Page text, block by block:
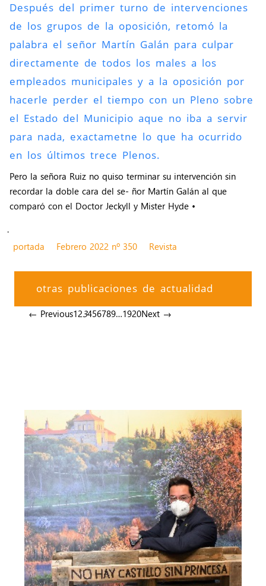
Después del primer turno de intervenciones
de los grupos de la oposición, retomó la
palabra el señor Martín Galán para culpar
directamente de todos los males a los
empleados municipales y a la oposición por
hacerle perder el tiempo con un Pleno sobre
el Estado del Municipio aque no iba a servir
para nada, exactametne lo que ha ocurrido
en los últimos trece Plenos.
Pero la señora Ruiz no quiso terminar su intervención sin
recordar la doble cara del se- ñor Martín Galán al que
comparó con el Doctor Jeckyll y Mister Hyde •
.
portada
Febrero 2022 nº 350 Revista
otras publicaciones de actualidad
← Previous123456789…1920Next →